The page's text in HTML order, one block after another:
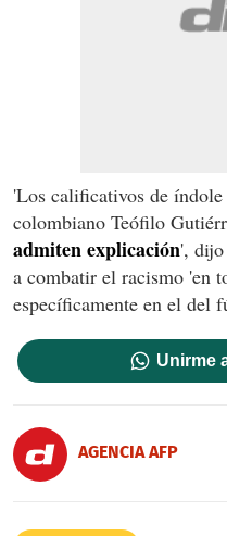
'Los calificativos de
colombiano Teófilo
admiten explicación',
a combatir el racismo 'en
específicamente en el del
Unirme
AGENCIA AFP